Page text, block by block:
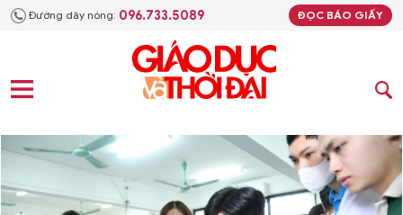
Đường dây nóng: 096.733.5089 ĐỌC BÁO GIẤY